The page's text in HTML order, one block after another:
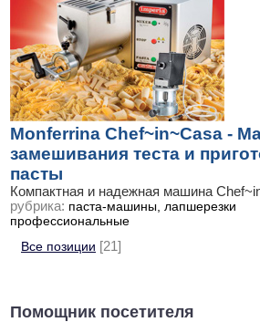
Monferrina Chef~in~Casa -
замешивания теста и
пасты
Компактная и надежная машина
рубрика: паста-машины, лапшерезки
профессиональные
Все позиции [21]
Помощник посетителя